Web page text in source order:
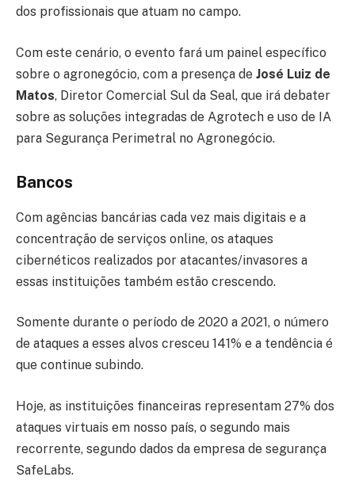
dos profissionais que atuam no campo.
Com este cenário, o evento fará um painel específico
sobre o agronegócio, com a presença de José Luiz de
Matos, Diretor Comercial Sul da Seal, que irá debater
sobre as soluções integradas de Agrotech e uso de IA
para Segurança Perimetral no Agronegócio.
Bancos
Com agências bancárias cada vez mais digitais e a
concentração de serviços online, os ataques
cibernéticos realizados por atacantes/invasores a
essas instituições também estão crescendo.
Somente durante o período de 2020 a 2021, o número
de ataques a esses alvos cresceu 141% e a tendência é
que continue subindo.
Hoje, as instituições financeiras representam 27% dos
ataques virtuais em nosso país, o segundo mais
recorrente, segundo dados da empresa de segurança
SafeLabs.